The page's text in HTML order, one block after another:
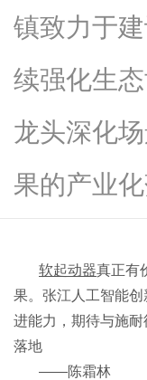
镇致力于
续强化生
龙头深化
果的产业
软起动器真正有
果。张江人工智能
进能力，期待与施
落地
——陈霜林